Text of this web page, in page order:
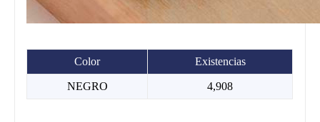
Color Existencias
NEGRO 4,908